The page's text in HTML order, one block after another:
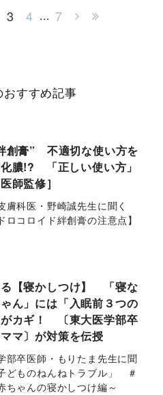
3 4 ... 7
おすすめ記事
創膏” 不適切な使い方を
膿!? 「正しい使い方」
師監修］
科医・野崎誠先生に聞く
ロコロイド絆創膏の注意点】
【寝かしつけ】 「寝な
ん」には「入眠前３つの
カギ！ 〔東大医学部卒
マ〕が対策を伝授
部卒医師・もりたま先生に聞
どものねんねトラブル」 ＃
ゃんの寝かしつけ編～